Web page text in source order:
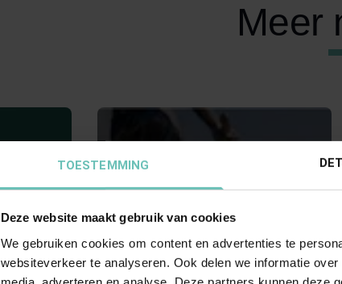
TOESTEMMING
Deze website maakt gebruik van cookies
We gebruiken cookies om content en advertenties te
websiteverkeer te analyseren. Ook delen we informatie
Meer
09 JUNI 2023
Uitspraak Hoge Raad: Financieel